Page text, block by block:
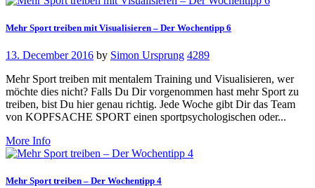
Mehr Sport treiben mit Visualisieren – Der Wochentipp 6
13. December 2016 by Simon Ursprung 4289
Mehr Sport treiben mit mentalem Training und Visualisieren, wer
möchte dies nicht? Falls Du Dir vorgenommen hast mehr Sport zu
treiben, bist Du hier genau richtig. Jede Woche gibt Dir das Team
von KOPFSACHE SPORT einen sportpsychologischen oder...
More Info
Mehr Sport treiben – Der Wochentipp 4